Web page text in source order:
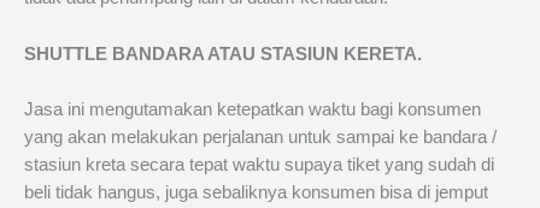
SHUTTLE BANDARA ATAU STASIUN KERETA.
Jasa ini mengutamakan ketepatkan waktu bagi konsumen
yang akan melakukan perjalanan untuk sampai ke bandara /
stasiun kreta secara tepat waktu supaya tiket yang sudah di
beli tidak hangus, juga sebaliknya konsumen bisa di jemput